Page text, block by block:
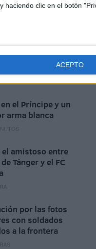
haciendo clic en el botón
ACEPTO
el Príncipe y un
arma blanca
el amistoso entre
Tánger y el FC
por las fotos
con soldados
a la frontera